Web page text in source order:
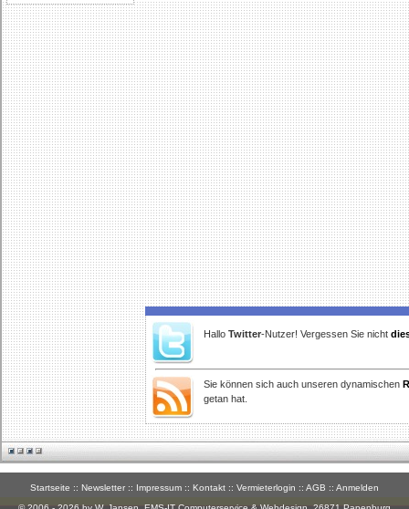
Hallo Twitter-Nutzer! Vergessen Sie nicht
Sie können sich auch unseren dynamischen
getan hat.
Startseite :: Newsletter :: Impressum :: Kontakt :: Vermieterlogin :: AGB :: Anmelden